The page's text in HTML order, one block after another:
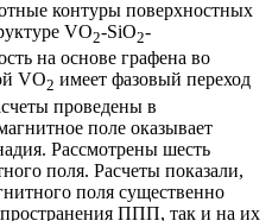
контуры поверхностных
VO2-SiO2-
на основе графена во
VO2 имеет фазовый переход
проведены в
поле оказывает
Рассмотрены шесть
поля. Расчеты показали,
поля существенно
ППП, так и на их